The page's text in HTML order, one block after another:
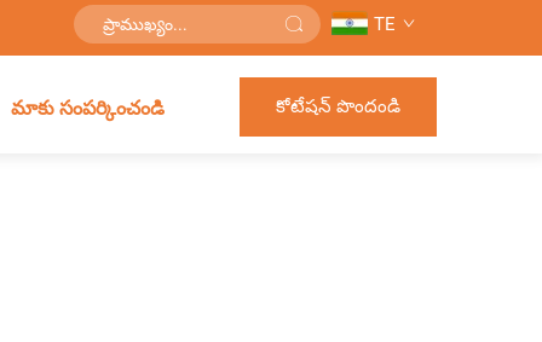
TE
మాకు సంపర్కించండి కోటేషన్ పొందండి